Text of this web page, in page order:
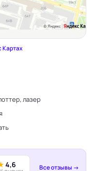
Картах
лазер
4,6 Все отзывы →